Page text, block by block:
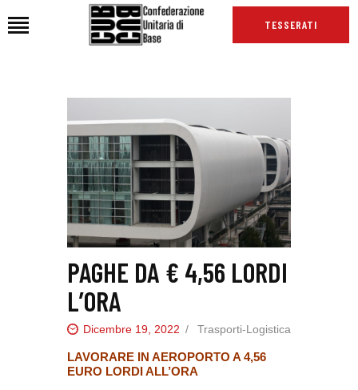
TESSERATI
CHI SIAMO
SEDI
NEWS
PODCAST CUB
TG CUB
INTERNAZIONALE
RASSEGNA STAMPA
PAGHE DA € 4,56 LORDI
L’ORA
Dicembre 19, 2022 Trasporti-Logistica
LAVORARE IN AEROPORTO A 4,56
EURO LORDI ALL’ORA